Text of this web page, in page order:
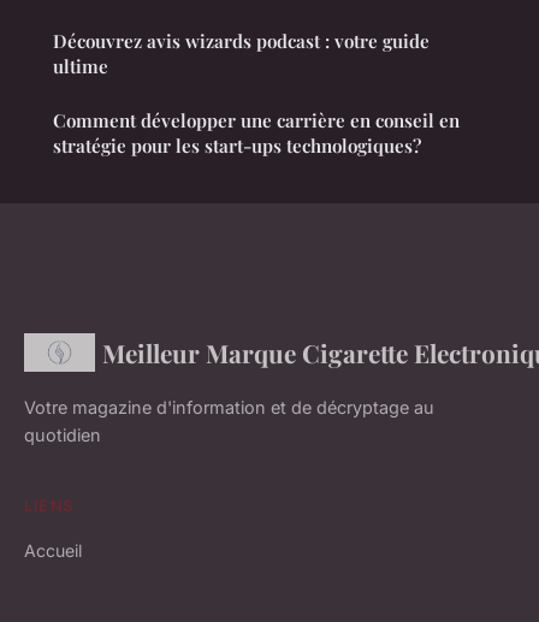
Découvrez avis wizards podcast : votre guide
ultime
Comment développer une carrière en conseil en
stratégie pour les start-ups technologiques?
Meilleur Marque Cigarette
Votre magazine d'information et de décryptage au
quotidien
LIENS
Accueil